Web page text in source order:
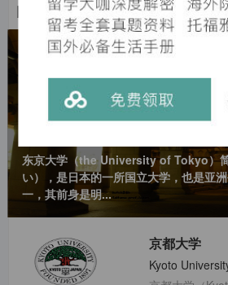
日本热门院校
The University of Tokyo
东京大学
东京大学
东京大学（the University of Tokyo）
い），是日本的一所国立大学，也是亚
一，其前身是明...
京都大学
Kyoto